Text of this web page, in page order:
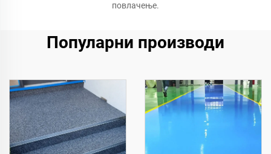
повлачење.
Популарни производи